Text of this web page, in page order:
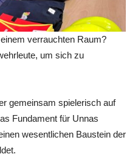
verrauchten Raum?
um sich zu
gemeinsam spielerisch auf
Fundament für Unnas
wesentlichen Baustein der